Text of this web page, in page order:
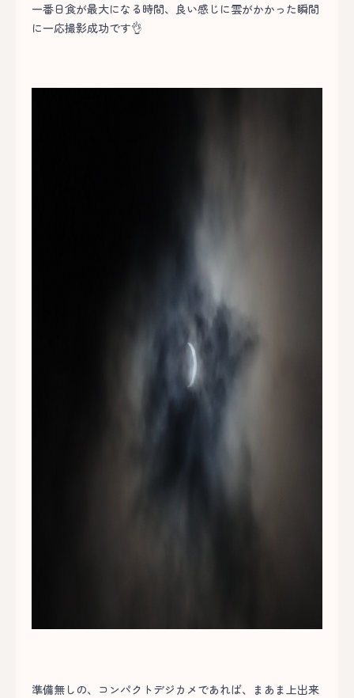
一番日食が最大になる時間、良い感じに雲がかかった瞬間
に一応撮影成功です👌
準備無しの、コンパクトデジカメであれば、まあま上出来